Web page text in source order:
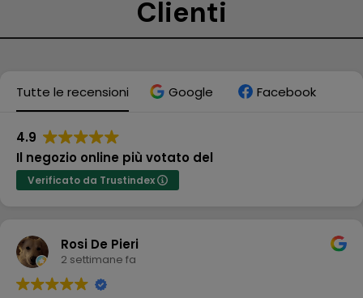
Clienti
Tutte le recensioni Google Facebook
4.9
Il negozio online più votato del
Verificato da Trustindex
Rosi De Pieri
2 settimane fa